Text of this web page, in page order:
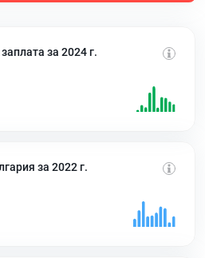
за 2024 г.
за 2022 г.